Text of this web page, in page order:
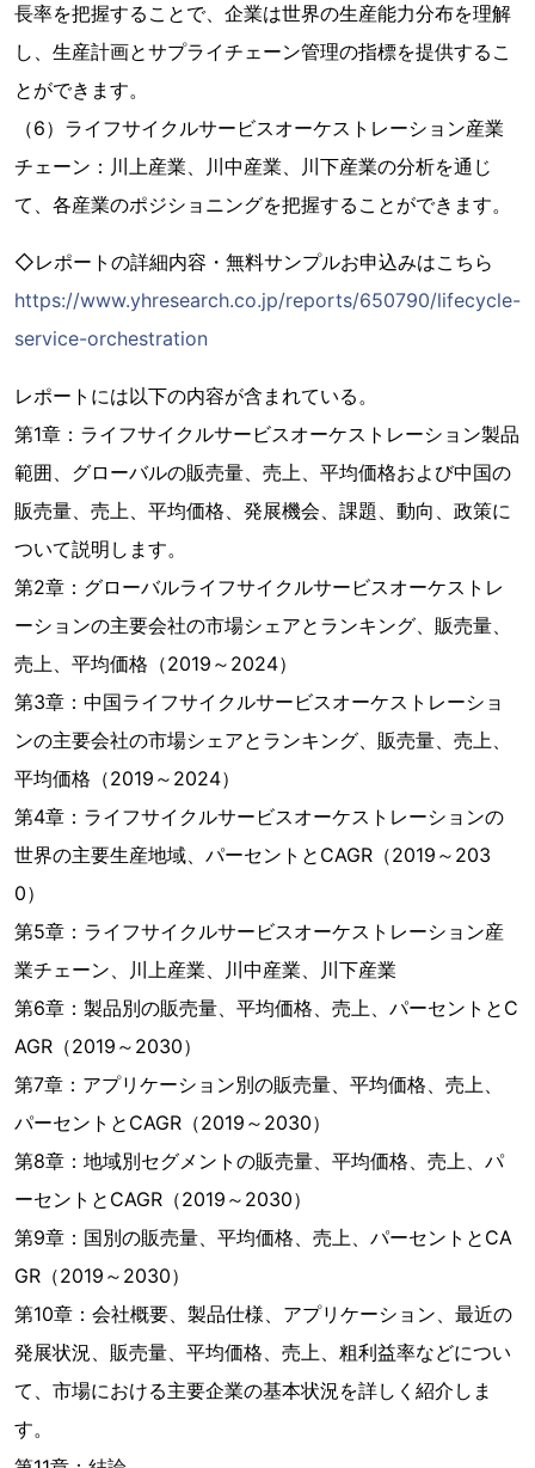
長率を把握することで、企業は世界の生産能力分布を理解
し、生産計画とサプライチェーン管理の指標を提供するこ
とができます。
（6）ライフサイクルサービスオーケストレーション産業
チェーン：川上産業、川中産業、川下産業の分析を通じ
て、各産業のポジショニングを把握することができます。
◇レポートの詳細内容・無料サンプルお申込みはこちら
https://www.yhresearch.co.jp/reports/650790/lifecycle-
service-orchestration
レポートには以下の内容が含まれている。
第1章：ライフサイクルサービスオーケストレーション製品
範囲、グローバルの販売量、売上、平均価格および中国の
販売量、売上、平均価格、発展機会、課題、動向、政策に
ついて説明します。
第2章：グローバルライフサイクルサービスオーケストレ
ーションの主要会社の市場シェアとランキング、販売量、
売上、平均価格（2019～2024）
第3章：中国ライフサイクルサービスオーケストレーショ
ンの主要会社の市場シェアとランキング、販売量、売上、
平均価格（2019～2024）
第4章：ライフサイクルサービスオーケストレーションの
世界の主要生産地域、パーセントとCAGR（2019～203
0）
第5章：ライフサイクルサービスオーケストレーション産
業チェーン、川上産業、川中産業、川下産業
第6章：製品別の販売量、平均価格、売上、パーセントとC
AGR（2019～2030）
第7章：アプリケーション別の販売量、平均価格、売上、
パーセントとCAGR（2019～2030）
第8章：地域別セグメントの販売量、平均価格、売上、パ
ーセントとCAGR（2019～2030）
第9章：国別の販売量、平均価格、売上、パーセントとCA
GR（2019～2030）
第10章：会社概要、製品仕様、アプリケーション、最近の
発展状況、販売量、平均価格、売上、粗利益率などについ
て、市場における主要企業の基本状況を詳しく紹介しま
す。